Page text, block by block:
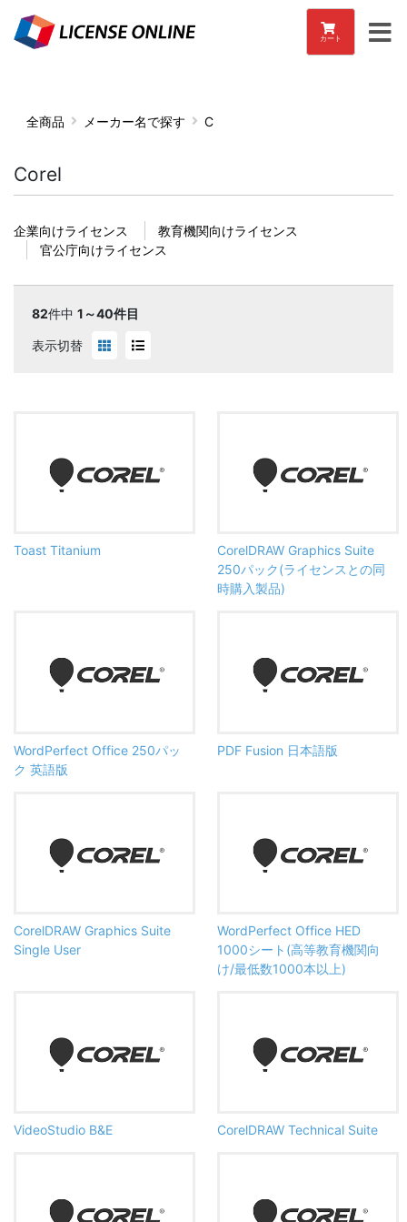
カート
全商品 メーカー名で探す C
Corel
企業向けライセンス
教育機関向けライセンス
官公庁向けライセンス
82件中 1～40件目
表示切替
Toast Titanium
CorelDRAW Graphics Suite
250パック(ライセンスとの同
時購入製品)
WordPerfect Office 250パッ
ク 英語版
PDF Fusion 日本語版
CorelDRAW Graphics Suite
Single User
WordPerfect Office HED
1000シート(高等教育機関向
け/最低数1000本以上)
VideoStudio B&E CorelDRAW Technical Suite